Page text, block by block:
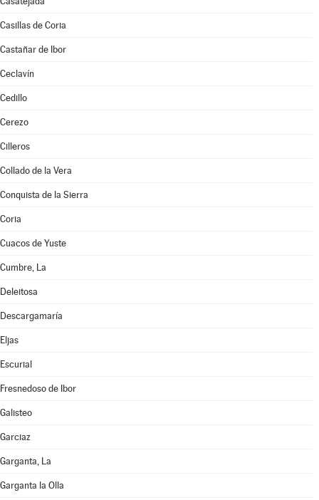
Casillas de Coria
Castañar de Ibor
Ceclavín
Cedillo
Cerezo
Cilleros
Collado de la Vera
Conquista de la Sierra
Coria
Cuacos de Yuste
Cumbre, La
Deleitosa
Descargamaría
Eljas
Escurial
Fresnedoso de Ibor
Galisteo
Garciaz
Garganta, La
Garganta la Olla